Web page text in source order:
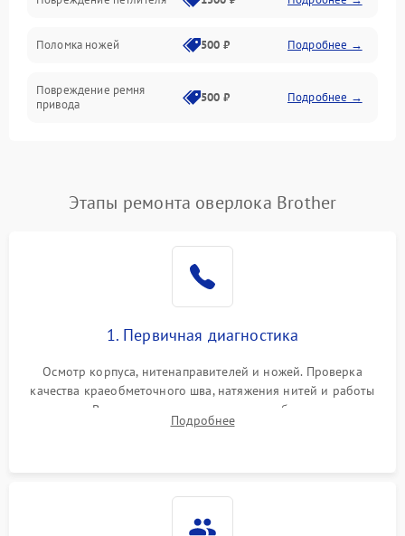
Поломка ножей 500 ₽ Подробнее →
Повреждение ремня
привода
500 ₽ Подробнее →
Неисправность системы
подачи масла
1500 ₽ Подробнее →
500 ₽
защиты от засоров
500 ₽ Подробнее →
Этапы ремонта оверлока Brother
1. Первичная диагностика
Осмотр корпуса, нитенаправителей и ножей. Проверка
качества краеобметочного шва, натяжения нитей и работы
педали. Выявление пропусков стежков, обрывов нити,
заклинивания или тупого среза ткани на тестовом образце.
Подробнее